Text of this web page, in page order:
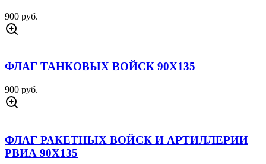
900 руб.
ФЛАГ ТАНКОВЫХ ВОЙСК 90Х135
900 руб.
ФЛАГ РАКЕТНЫХ ВОЙСК И АРТИЛЛЕРИИ
РВИА 90Х135